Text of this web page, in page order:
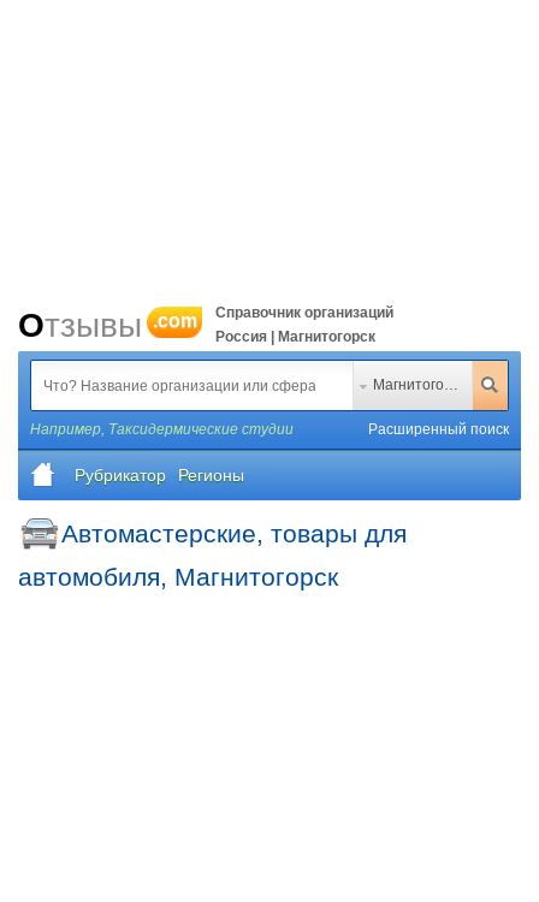
Отзывы .com
Справочник организаций
Россия | Магнитогорск
Магнитогорск
Например, Таксидермические студии Расширенный поиск
Рубрикатор Регионы
Автомастерские, товары для
автомобиля, Магнитогорск